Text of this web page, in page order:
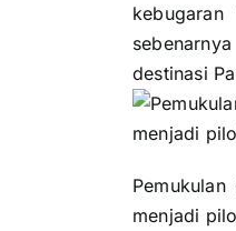
destinasi
menjadi